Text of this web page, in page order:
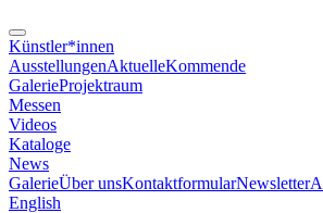
Künstler*innen
AusstellungenAktuelleKommende
GalerieProjektraum
Messen
Videos
Kataloge
News
GalerieÜber unsKontaktformularNewsletter
English